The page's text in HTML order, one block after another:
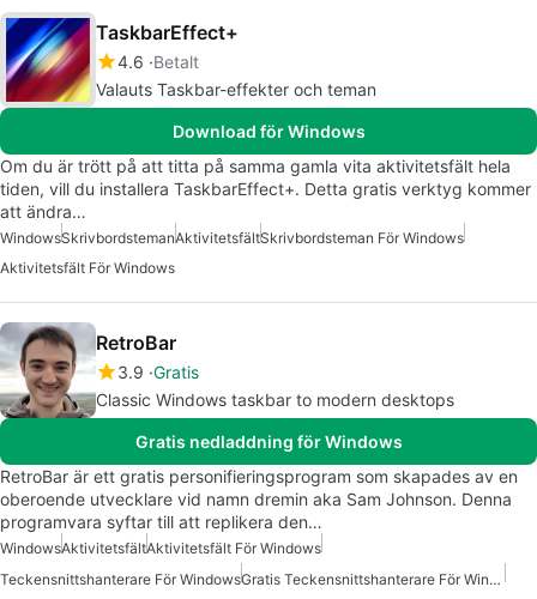
TaskbarEffect+
4.6 Betalt
Valauts Taskbar-effekter och teman
Download för Windows
Om du är trött på att titta på samma gamla vita aktivitetsfält hela
tiden, vill du installera TaskbarEffect+. Detta gratis verktyg kommer
att ändra…
WindowsSkrivbordstemanAktivitetsfältSkrivbordsteman För Windows
Aktivitetsfält För Windows
RetroBar
3.9 Gratis
Classic Windows taskbar to modern desktops
Gratis nedladdning för Windows
RetroBar är ett gratis personifieringsprogram som skapades av en
oberoende utvecklare vid namn dremin aka Sam Johnson. Denna
programvara syftar till att replikera den…
WindowsAktivitetsfältAktivitetsfält För Windows
Teckensnittshanterare För Windows
Gratis Teckensnittshanterare För Windows